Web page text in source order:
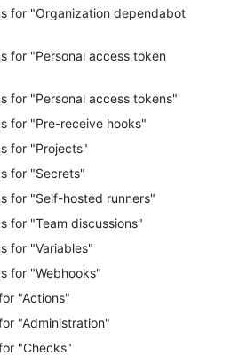
for "Organization dependabot
for "Personal access token
for "Personal access tokens"
for "Pre-receive hooks"
for "Projects"
for "Secrets"
for "Self-hosted runners"
for "Team discussions"
for "Variables"
for "Webhooks"
"Actions"
"Administration"
"Checks"